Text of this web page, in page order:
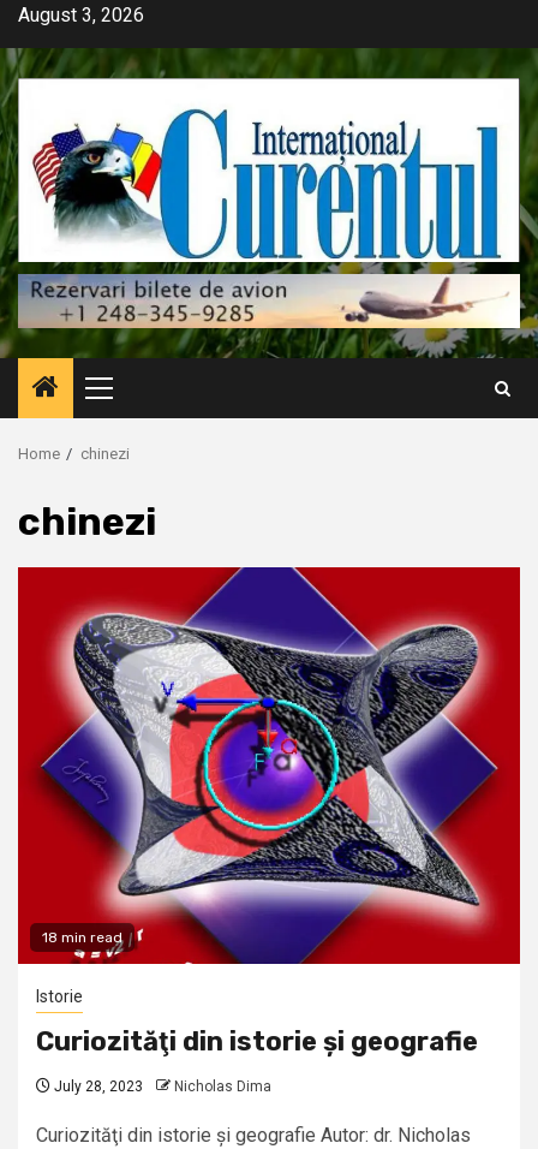
Skip
content
August 3, 2026
Primary
Menu
Home chinezi
chinezi
18 min read
Istorie
Curiozităţi din istorie și geografie
July 28, 2023 Nicholas Dima
Curiozităţi din istorie și geografie Autor: dr. Nicholas